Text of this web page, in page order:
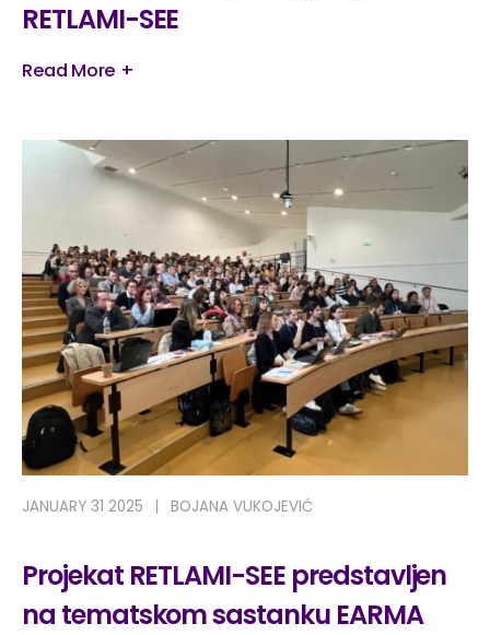
RETLAMI-SEE
Read More +
JANUARY 31 2025 BOJANA VUKOJEVIĆ
Projekat RETLAMI-SEE predstavljen
na tematskom sastanku EARMA